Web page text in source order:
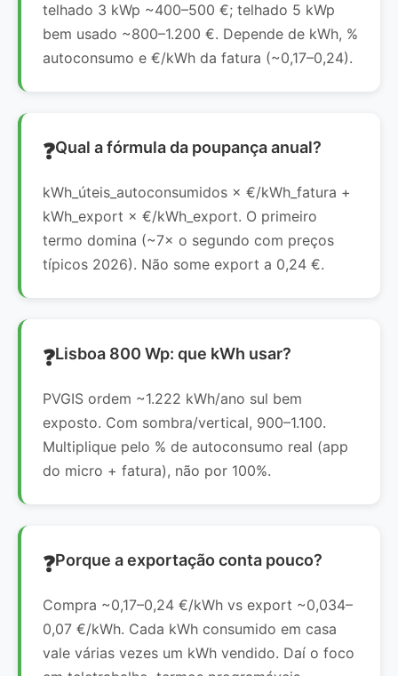
telhado 3 kWp ~400–500 €; telhado 5 kWp
bem usado ~800–1.200 €. Depende de kWh, %
autoconsumo e €/kWh da fatura (~0,17–0,24).
Qual a fórmula da poupança anual?
kWh_úteis_autoconsumidos × €/kWh_fatura +
kWh_export × €/kWh_export. O primeiro
termo domina (~7× o segundo com preços
típicos 2026). Não some export a 0,24 €.
Lisboa 800 Wp: que kWh usar?
PVGIS ordem ~1.222 kWh/ano sul bem
exposto. Com sombra/vertical, 900–1.100.
Multiplique pelo % de autoconsumo real (app
do micro + fatura), não por 100%.
Porque a exportação conta pouco?
Compra ~0,17–0,24 €/kWh vs export ~0,034–
0,07 €/kWh. Cada kWh consumido em casa
vale várias vezes um kWh vendido. Daí o foco